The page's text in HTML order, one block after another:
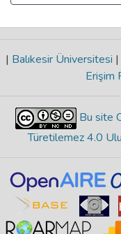
| Balıkesir Üniversitesi |
Erişim
Bu site
Türetilemez 4.0